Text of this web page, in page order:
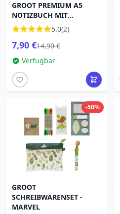
GROOT PREMIUM A5
NOTIZBUCH MIT
PROJEKTORSTIFT -
MARVEL
5.0(2)
7,90 €14,90 €
Verfügbar
-50%
GROOT
SCHREIBWARENSET -
MARVEL